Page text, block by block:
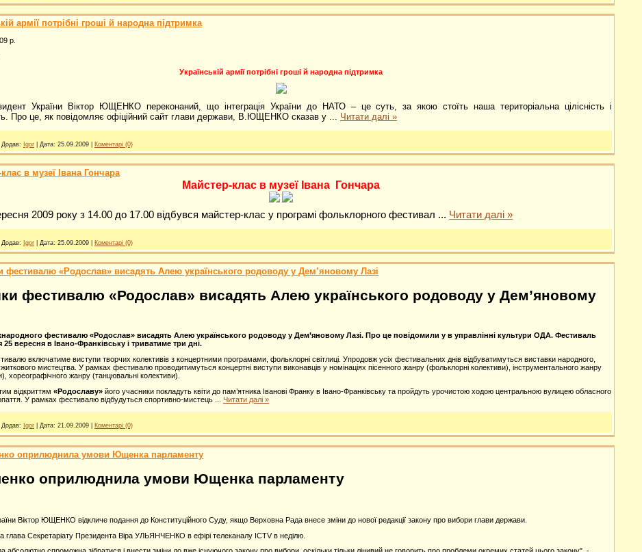
армії потрібні гроші й народна підтримка
р.
Українській армії потрібні гроші й народна підтримка
України Віктор ЮЩЕНКО переконаний, що інтеграція України до НАТО – це суть, за якою стоїть наша територіальна цілісність і
Про це, як повідомляє офіційний сайт глави держави, В.ЮЩЕНКО сказав у
Читати далі »
Додав: Igor Дата: 25.09.2009 Коментарі (0)
в музеї Івана Гончара
Майстер-клас в музеї Івана Гончара
ня 2009 рокуз 14.00 до 17.00 відбувся майстер-клас у програмі фольклорного фестивал ... Читати далі »
Додав: Igor Дата: 25.09.2009 Коментарі (0)
фестивалю «Родослав» висадять Алею українського родоводу у Дем’яновому Лазі
фестивалю «Родослав» висадять Алею українського родоводу у Дем’яновому
фестивалю «Родослав» висадять Алею українського родоводу у Дем’яновому Лазі. Про це повідомили у в управлінні культури ОДА. Фестиваль
25 вересня в Івано-Франківську і триватиме три дні.
включатиме виступи творчих колективів з концертними програмами, фольклорні світлиці. Упродовж усіх фестивальних днів відбуватимуться виставки народного,
мистецтва. У рамках фестивалю проводитимуться концертні виступи виконавців у номінаціях пісенного жанру (фольклорні колективи), інструментального жанру
хореографічного жанру (танцювальні колективи).
відкриттям «Родославу» його учасники покладуть квіти до пам’ятника Іванові Франку в Івано-Франківську та пройдуть урочистою ходою центральною вулицею обласного
У рамках фестивалю відбудуться спортивно-мистець
Читати далі »
Додав: Igor Дата: 21.09.2009 Коментарі (0)
оприлюднила умови Ющенка парламенту
оприлюднила умови Ющенка парламенту
Віктор ЮЩЕНКО відкличе подання до Конституційного Суду, якщо Верховна Рада внесе зміни до нової редакції закону про вибори глави держави.
глава Секретаріату Президента Віра УЛЬЯНЧЕНКО в ефірі телеканалу ICTV в неділю.